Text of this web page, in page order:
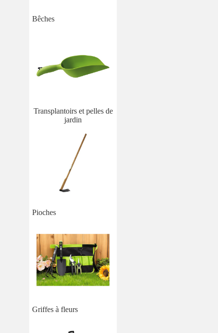
Bêches
Transplantoirs et pelles de
jardin
Pioches
Griffes à fleurs